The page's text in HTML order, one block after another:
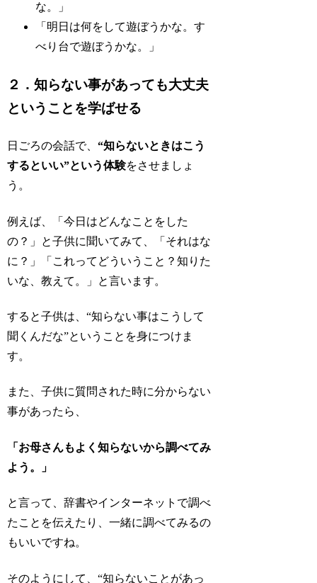
な。」
「明日は何をして遊ぼうかな。す
べり台で遊ぼうかな。」
２．知らない事があっても大丈夫
ということを学ばせる
日ごろの会話で、“知らないときはこう
するといい”という体験をさせましょ
う。
例えば、「今日はどんなことをした
の？」と子供に聞いてみて、「それはな
に？」「これってどういうこと？知りた
いな、教えて。」と言います。
すると子供は 、“知らない事はこうして
聞くんだな”ということを身につけま
す。
また、子供に質問された時に分からない
事があったら、
「お母さんもよく知らないから調べてみ
よう。」
と言って、辞書やインターネットで調べ
たことを伝えたり、一緒に調べてみるの
もいいですね。
そのようにして、“知らないことがあっ